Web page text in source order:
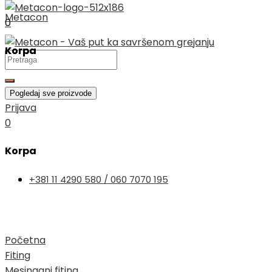
Skip
to
content
Metacon
Search
...
Pogledaj sve proizvode
Prijava
0
Korpa
+381 11 4290 580 / 060 7070 195
0
Korpa
...
0
Korpa
Search
...
Pogledaj sve proizvode
Početna
Fiting